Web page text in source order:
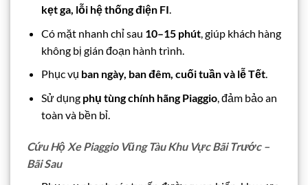
kẹt ga, lỗi hệ thống điện FI.
Có mặt nhanh chỉ sau 10–15 phút, giúp khách hàng
không bị gián đoạn hành trình.
Phục vụ ban ngày, ban đêm, cuối tuần và lễ Tết.
Sử dụng phụ tùng chính hãng Piaggio, đảm bảo an
toàn và bền bỉ.
Cứu Hộ Xe Piaggio Vũng Tàu Khu Vực Bãi Trước –
Bãi Sau